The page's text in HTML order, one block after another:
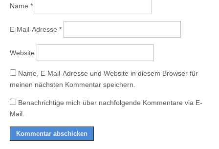
Name *
E-Mail-Adresse *
Website
Name, E-Mail-Adresse und Website in diesem Browser für
meinen nächsten Kommentar speichern.
Benachrichtige mich über nachfolgende Kommentare via E-
Mail.